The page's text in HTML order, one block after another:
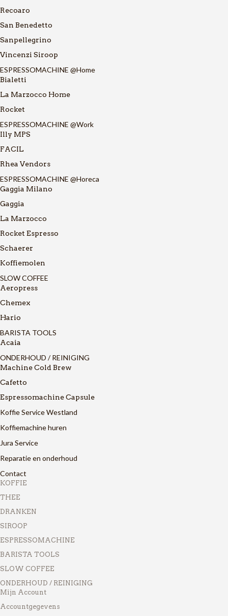
Recoaro
San Benedetto
Sanpellegrino
Vincenzi Siroop
ESPRESSOMACHINE @Home
Bialetti
La Marzocco Home
Rocket
ESPRESSOMACHINE @Work
Illy MPS
FACIL
Rhea Vendors
ESPRESSOMACHINE @Horeca
Gaggia Milano
Gaggia
La Marzocco
Rocket Espresso
Schaerer
Koffiemolen
SLOW COFFEE
Aeropress
Chemex
Hario
BARISTA TOOLS
Acaia
ONDERHOUD / REINIGING
Machine Cold Brew
Cafetto
Espressomachine Capsule
Koffie Service Westland
Koffiemachine huren
Jura Service
Reparatie en onderhoud
Contact
KOFFIE
THEE
DRANKEN
SIROOP
ESPRESSOMACHINE
BARISTA TOOLS
SLOW COFFEE
ONDERHOUD / REINIGING
Mijn Account
Accountgegevens